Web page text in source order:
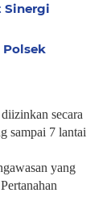
Sinergi
secara
sampai 7 lantai
yang